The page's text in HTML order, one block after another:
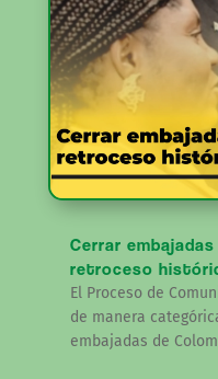
Cerrar
retroceso
El Proceso de
de manera
embajadas de